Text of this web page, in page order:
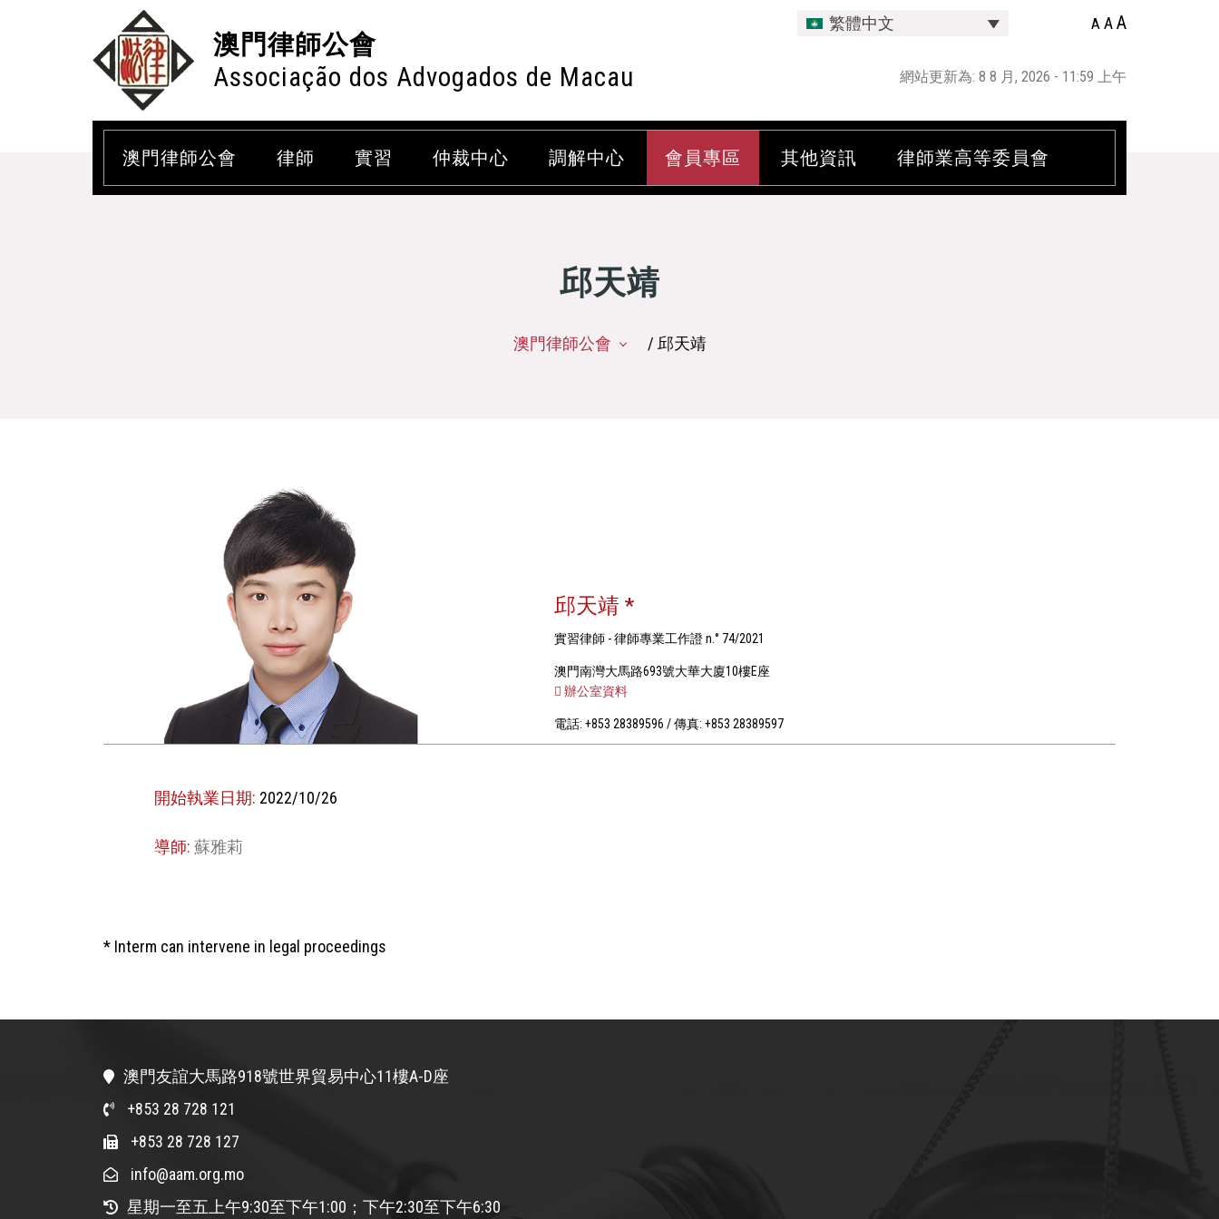
澳門律師公會
Associação dos Advogados de Macau
繁體中文 A AA
網站更新為: 8 8 月, 2026 - 11:59 上午
澳門律師公會 律師 實習 仲裁中心 調解中心 會員專區 其他資訊 律師業高等委員會
邱天靖
澳門律師公會 / 邱天靖
邱天靖 *
實習律師 - 律師專業工作證 n.° 74/2021
澳門南灣大馬路693號大華大廈10樓E座
辦公室資料
電話: +853 28389596 / 傳真: +853 28389597
開始執業日期: 2022/10/26
導師: 蘇雅莉
* Interm can intervene in legal proceedings
澳門友誼大馬路918號世界貿易中心11樓A-D座
+853 28 728 121
+853 28 728 127
info@aam.org.mo
星期一至五上午9:30至下午1:00；下午2:30至下午6:30